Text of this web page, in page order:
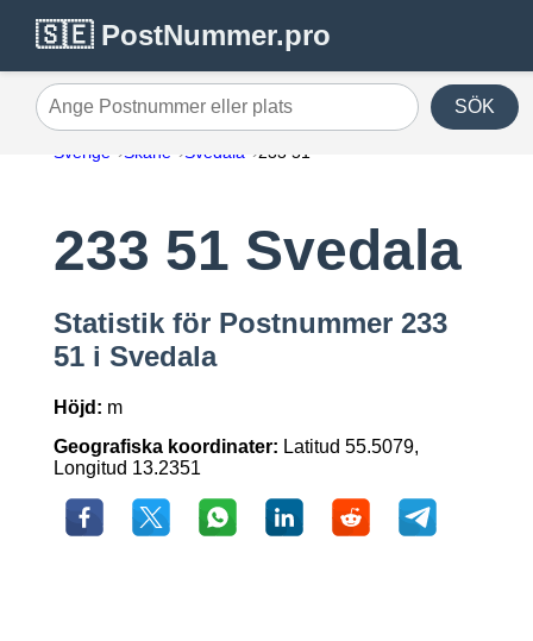
🇸🇪 PostNummer.pro
Ange Postnummer eller plats SÖK
Sverige Skåne Svedala 233 51
233 51 Svedala
Statistik för Postnummer 233
51 i Svedala
Höjd: m
Geografiska koordinater: Latitud 55.5079,
Longitud 13.2351